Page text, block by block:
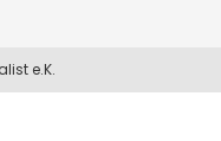
e.K.